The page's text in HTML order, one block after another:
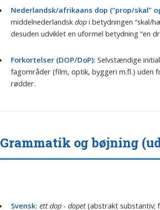
Nederlandsk/afrikaans dop (“prop/skal”
middelnederlandskdop i betydningen “skal/
desuden udviklet en uformel betydning “en
Forkortelser (DOP/DoP): Selvstændige
fagområder (film, optik, byggeri m.fl.) uden
rødder.
Grammatik og bøjning
Svensk: ett dop - dopet(abstrakt substantiv;